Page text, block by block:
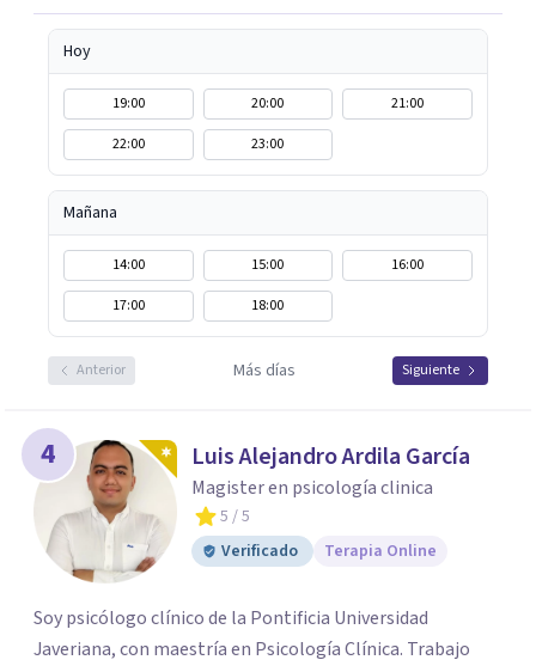
Hoy
19:00 20:00
21:00
22:00
23:00
Mañana
14:00 15:00
16:00
17:00
18:00
Anterior Más días Siguiente
4 Luis Alejandro Ardila García
Magister en psicología clinica
5 / 5
Verificado
Terapia Online
Soy psicólogo clínico de la Pontificia Universidad
Javeriana, con maestría en Psicología Clínica. Trabajo